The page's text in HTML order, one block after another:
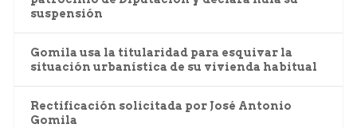
suspensión
Gomila usa la titularidad para esquivar la
situación urbanística de su vivienda habitual
Rectificación solicitada por José Antonio
Gomila